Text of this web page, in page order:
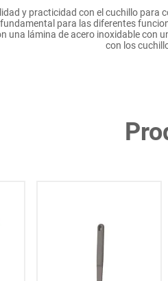
y practicidad con el cuchillo para
para las diferentes
una lámina de acero inoxidable con
con los